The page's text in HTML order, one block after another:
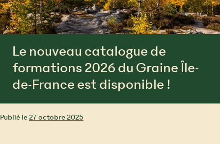
Le nouveau catalogue de
formations 2026 du Graine Île-
de-France est disponible !
Publié le27 octobre 2025